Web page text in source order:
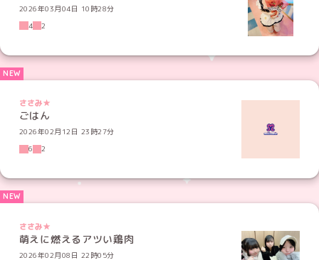
2026年03月04日 10時28分
4
2
ささみ★
ごはん
2026年02月12日 23時27分
6
2
ささみ★
萌えに燃えるアツい鶏肉
2026年02月08日 22時05分